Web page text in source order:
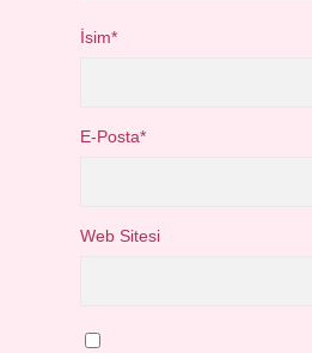
İsim*
E-Posta*
Web Sitesi